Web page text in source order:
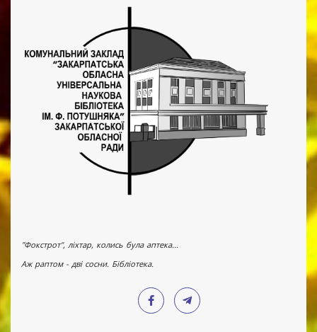
"Фокстрот", ліхтар, колись була аптека...
Аж раптом - дві сосни. Бібліотека.